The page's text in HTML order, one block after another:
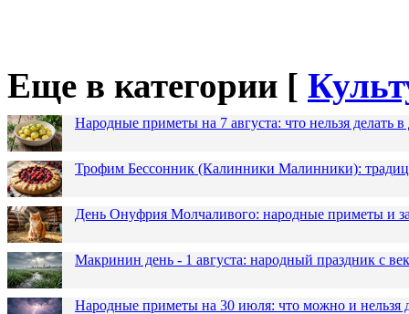
Еще в категории [
Народные приметы на 7 августа: что нельзя делать
Трофим Бессонник (Калинники Малинники):
День Онуфрия Молчаливого: народные приметы и
Макринин день - 1 августа: народный праздник с
Народные приметы на 30 июля: что можно и нельзя